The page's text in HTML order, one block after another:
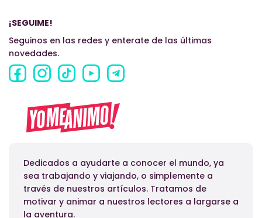
¡SEGUIME!
Seguinos en las redes y enterate de las últimas
novedades.
Dedicados a ayudarte a conocer el mundo, ya
sea trabajando y viajando, o simplemente a
través de nuestros artículos. Tratamos de
motivar y animar a nuestros lectores a largarse a
la aventura.